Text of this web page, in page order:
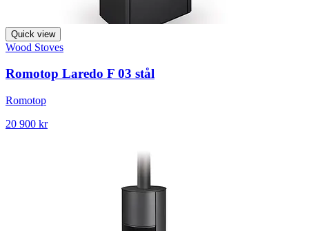
Quick view
Wood Stoves
Romotop Laredo F 03 stål
Romotop
20 900 kr